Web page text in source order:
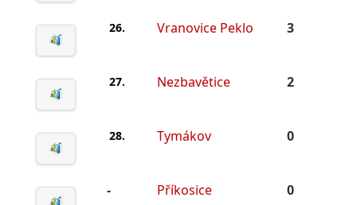
26. Vranovice Peklo 3
27. Nezbavětice 2
28. Tymákov 0
- Příkosice 0